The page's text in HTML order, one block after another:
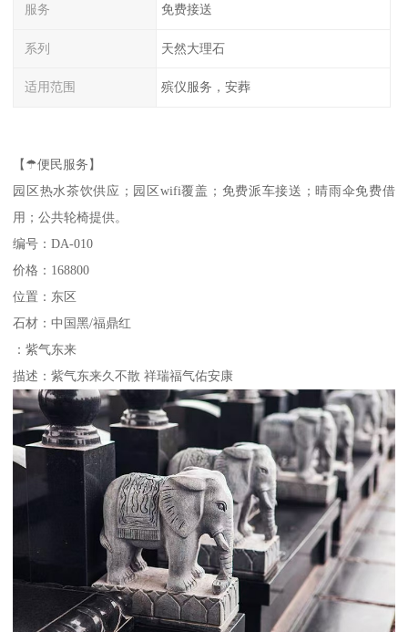
服务 免费接送
系列 天然大理石
适用范围 殡仪服务，安葬
【☂便民服务】
园区热水茶饮供应；园区wifi覆盖；免费派车接送；晴雨伞免费借
用；公共轮椅提供。
编号：DA-010
价格：168800
位置：东区
石材：中国黑/福鼎红
：紫气东来
描述：紫气东来久不散 祥瑞福气佑安康